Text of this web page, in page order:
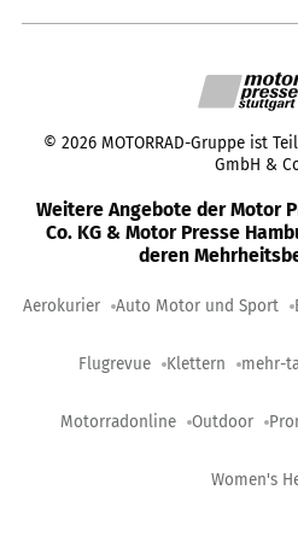
© 2026 MOTORRAD-Gruppe ist
GmbH &
Weitere Angebote der Motor
Co. KG & Motor Presse
deren
Aerokurier Auto Motor und Sport
Flugrevue Klettern mehr-
Motorradonline Outdoor
Women's